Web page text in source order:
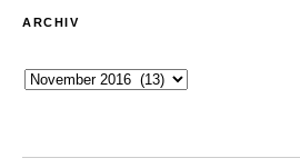
ARCHIV
Archiv